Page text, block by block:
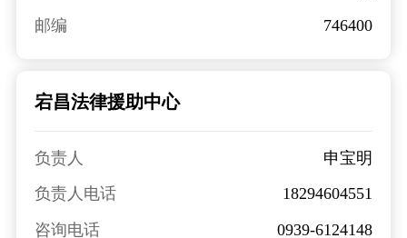
邮编
746400
宕昌法律援助中心
负责人
申宝明
负责人电话
18294604551
咨询电话
0939-6124148